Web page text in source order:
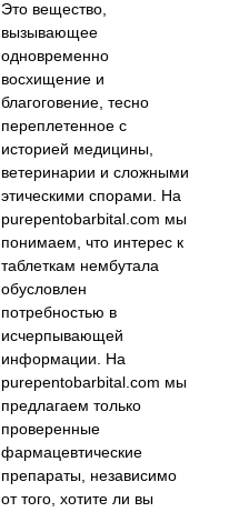
Это вещество,
вызывающее
одновременно
восхищение и
благоговение, тесно
переплетенное с
историей медицины,
ветеринарии и сложными
этическими спорами. На
purepentobarbital.com мы
понимаем, что интерес к
таблеткам нембутала
обусловлен
потребностью в
исчерпывающей
информации. На
purepentobarbital.com мы
предлагаем только
проверенные
фармацевтические
препараты, независимо
от того, хотите ли вы